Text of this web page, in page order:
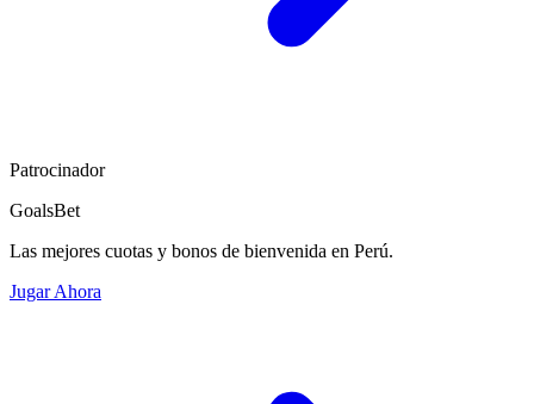
Patrocinador
GoalsBet
Las mejores cuotas y bonos de bienvenida en Perú.
Jugar Ahora